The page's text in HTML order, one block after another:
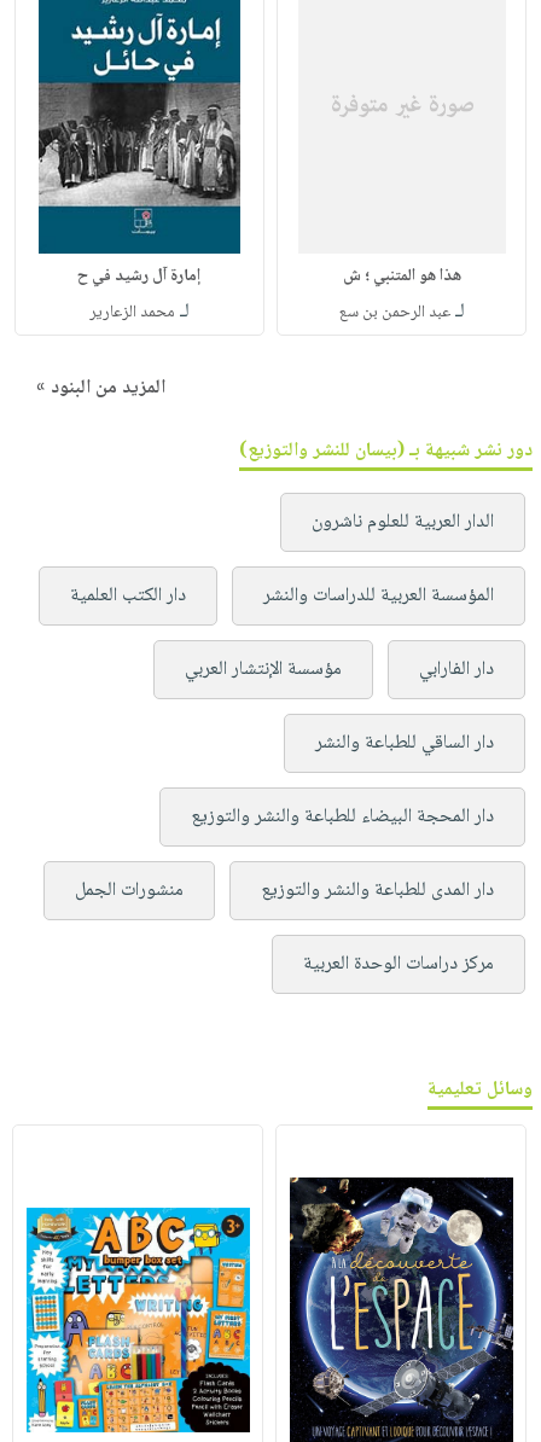
هذا هو المتنبي ؛ ش
لـعبد الرحمن بن سع
إمارة آل رشيد في ح
لـ محمد الزعارير
المزيد من البنود »
دور نشر شبيهة بـ (بيسان للنشر والتوزيع)
الدار العربية للعلوم ناشرون
المؤسسة العربية للدراسات والنشر دار الكتب العلمية
دار الفارابي مؤسسة الإنتشار العربي
دار الساقي للطباعة والنشر
دار المحجة البيضاء للطباعة والنشر والتوزيع
دار المدى للطباعة والنشر والتوزيع منشورات الجمل
مركز دراسات الوحدة العربية
وسائل تعليمية